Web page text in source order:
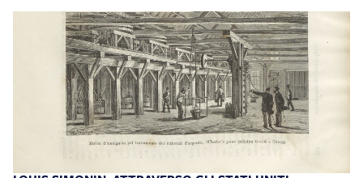
periodo storico e la stessa evoluzione dei mezzi di trasporto.
Louis Simonin, Attraverso gli Stati Uniti dall’Atlantico al Pacifico,
Milano, F.lli Treves, 1876. Collocazione: 18* D. V. 17